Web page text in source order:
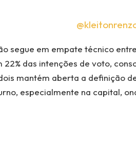
segue em empate técnico
22% das intenções de voto,
mantém aberta a definição
especialmente na capital,